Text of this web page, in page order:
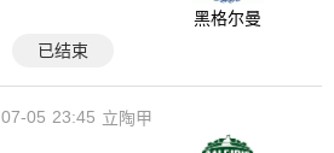
黑格尔曼
已结束
23:45
07-05 立陶甲